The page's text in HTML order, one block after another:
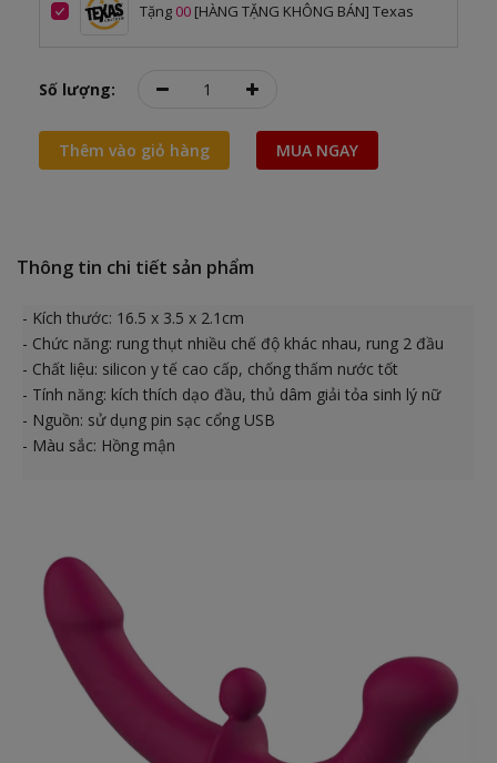
Tặng 00 [HÀNG TẶNG KHÔNG BÁN] Texas
Số lượng:
Thêm vào giỏ hàng MUA NGAY
Thông tin chi tiết sản phẩm
- Kích thước: 16.5 x 3.5 x 2.1cm
- Chức năng: rung thụt nhiều chế độ khác nhau, rung 2 đầu
- Chất liệu: silicon y tế cao cấp, chống thấm nước tốt
- Tính năng: kích thích dạo đầu, thủ dâm giải tỏa sinh lý nữ
- Nguồn: sử dụng pin sạc cổng USB
- Màu sắc: Hồng mận